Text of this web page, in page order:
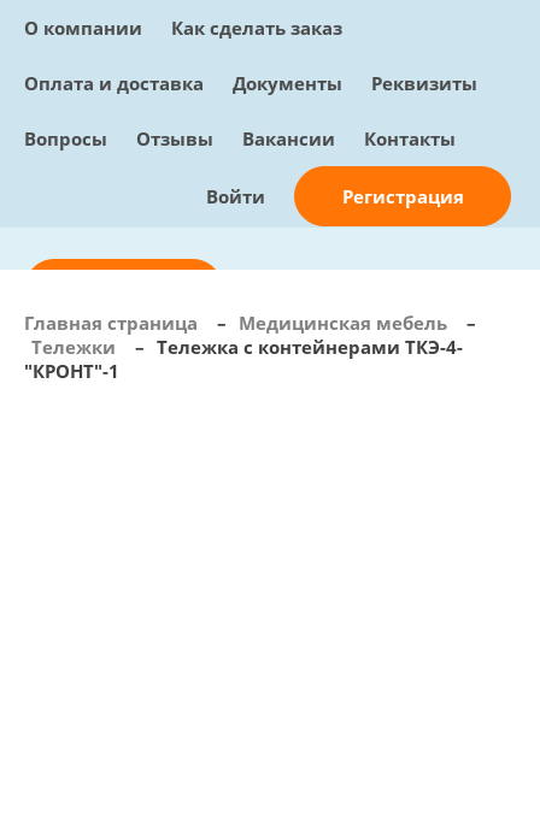
О компании Как сделать заказ
Оплата и доставка Документы Реквизиты
Вопросы Отзывы Вакансии Контакты
Войти Регистрация
info@sunmed.ru
Главная страница – Медицинская мебель
–
Тележки
– Тележка с контейнерами ТКЭ-4-
"КРОНТ"-1